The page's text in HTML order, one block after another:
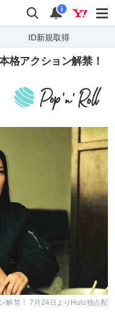
検索 通知
i
ID新規取得
格アクション解禁！
解禁！ 7月24日よりHulu独占配